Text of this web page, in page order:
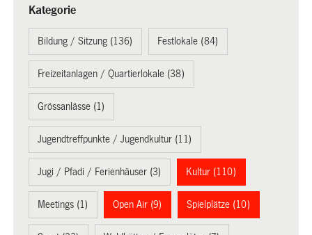
Kategorie
Bildung / Sitzung (136) Festlokale (84)
Freizeitanlagen / Quartierlokale (38)
Grössanlässe (1)
Jugendtreffpunkte / Jugendkultur (11)
Jugi / Pfadi / Ferienhäuser (3) Kultur (110)
Meetings (1) Open Air (9) Spielplätze (10)